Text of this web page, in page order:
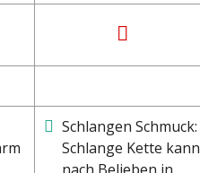
Schlangen Schmuck:
Schlange Kette kann